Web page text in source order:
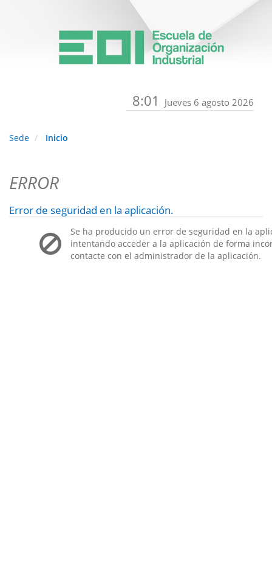
8:01 Jueves 6 agosto 2026
Sede Inicio
ERROR
Error de seguridad en la aplicación.
Se ha producido un error de seguridad en la
intentando acceder a la aplicación de forma
contacte con el administrador de la aplicación.